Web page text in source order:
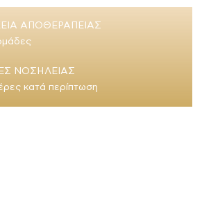
ΑΠΟΘΕΡΑΠΕΙΑΣ
ΝΟΣΗΛΕΙΑΣ
κατά περίπτωση